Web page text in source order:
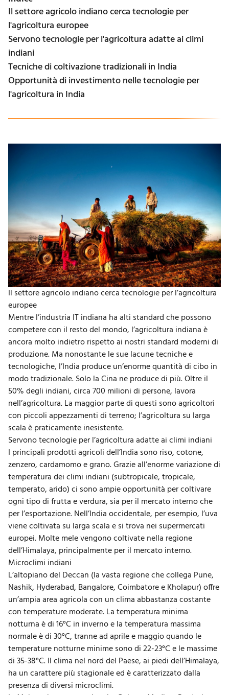
Il settore agricolo indiano cerca tecnologie per
l'agricoltura europee
Servono tecnologie per l'agricoltura adatte ai climi
indiani
Tecniche di coltivazione tradizionali in India
Opportunità di investimento nelle tecnologie per
l'agricoltura in India
Il settore agricolo indiano cerca tecnologie per l’agricoltura
europee
Mentre l’industria IT indiana ha alti standard che possono
competere con il resto del mondo, l’agricoltura indianaè
ancora molto indietro rispetto ai nostri standard moderni di
produzione. Ma nonostante le sue lacune tecniche e
tecnologiche, l’India produce un’enorme quantità di cibo in
modo tradizionale. Solo la Cina ne produce di più. Oltre il
50% degli indiani, circa 700 milioni di persone, lavora
nell’agricoltura. La maggior parte di questi sono agricoltori
con piccoli appezzamenti di terreno; l’agricoltura su larga
scala è praticamente inesistente.
Servono tecnologie per l’agricoltura adatte ai climi indiani
I principali prodotti agricoli dell’India sono riso, cotone,
zenzero, cardamomo e grano. Grazie all’enorme variazione di
temperatura dei climi indiani (subtropicale, tropicale,
temperato, arido) ci sono ampie opportunità per coltivare
ogni tipo di frutta e verdura, sia per il mercato interno che
per l’esportazione. Nell’India occidentale, per esempio, l’uva
viene coltivata su larga scala e si trova nei supermercati
europei. Molte mele vengono coltivate nella regione
dell’Himalaya, principalmente per il mercato interno.
Microclimi indiani
L’altopiano del Deccan (la vasta regione che collega Pune,
Nashik, Hyderabad, Bangalore, Coimbatore e Kholapur) offre
un’ampia area agricola con un clima abbastanza costante
con temperature moderate. La temperatura minima
notturna è di 16°C in inverno e la temperatura massima
normale è di 30°C, tranne ad aprile e maggio quando le
temperature notturne minime sono di 22-23°C e le massime
di 35-38°C. Il clima nel nord del Paese, ai piedi dell’Himalaya,
ha un carattere più stagionale ed è caratterizzato dalla
presenza di diversi microclimi.